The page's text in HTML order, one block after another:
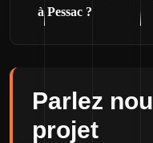
à Pessac ?
Parlez
projet